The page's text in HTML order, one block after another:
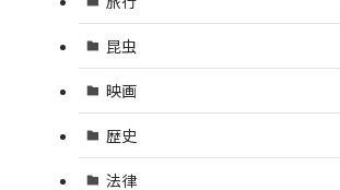
昆虫
映画
歴史
法律